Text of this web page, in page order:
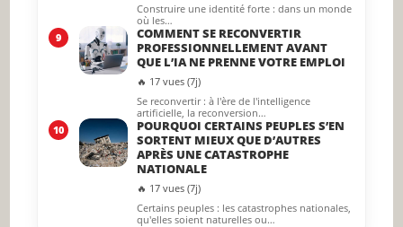
Construire une identité forte : dans un monde
où les…
9
COMMENT SE RECONVERTIR
PROFESSIONNELLEMENT AVANT
QUE L’IA NE PRENNE VOTRE EMPLOI
🔥 17 vues (7j)
Se reconvertir : à l'ère de l'intelligence
artificielle, la reconversion…
10
POURQUOI CERTAINS PEUPLES S’EN
SORTENT MIEUX QUE D’AUTRES
APRÈS UNE CATASTROPHE
NATIONALE
🔥 17 vues (7j)
Certains peuples : les catastrophes nationales,
qu'elles soient naturelles ou…